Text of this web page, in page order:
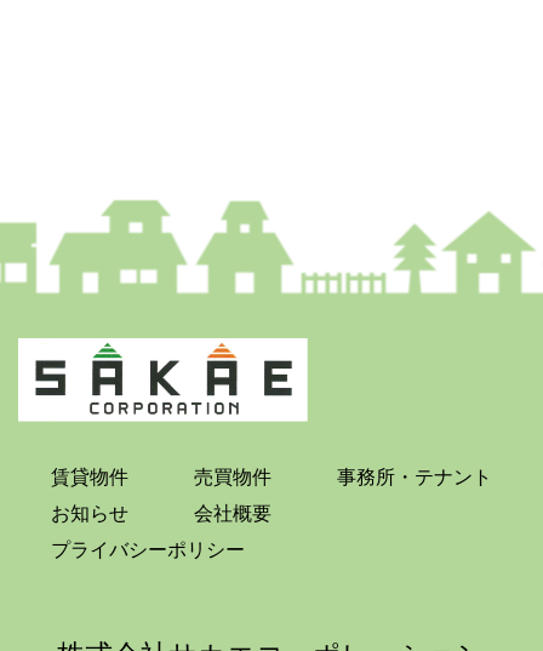
賃貸物件 売買物件
事務所・テナント
お知らせ
会社概要
プライバシーポリシー